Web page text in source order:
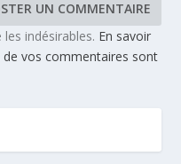
indésirables. En savoir
vos commentaires sont